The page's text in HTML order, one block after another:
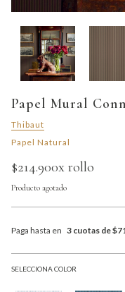
Papel Mural
Thibaut
Papel Natural
$214.900x rollo
Producto agotado
Paga hasta en 3 cuotas de
SELECCIONA COLOR